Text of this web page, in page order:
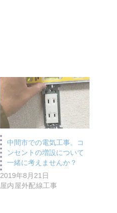
中間市での電気工事。コ
ンセントの増設について
一緒に考えませんか？
2019年8月21日
屋内屋外配線工事